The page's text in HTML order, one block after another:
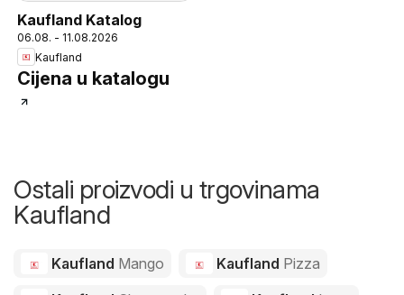
Kaufland Katalog
06.08. - 11.08.2026
Kaufland
Cijena u katalogu
Ostali proizvodi u trgovinama
Kaufland
Kaufland Mango Kaufland Pizza